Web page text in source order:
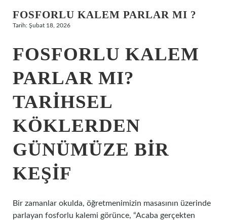
Hakkımızda
FOSFORLU KALEM PARLAR MI ?
Tarih: Şubat 18, 2026
FOSFORLU KALEM
PARLAR MI?
TARIHSEL
KÖKLERDEN
GÜNÜMÜZE BIR
KEŞIF
Bir zamanlar okulda, öğretmenimizin masasının üzerinde
parlayan fosforlu kalemi görünce, “Acaba gerçekten